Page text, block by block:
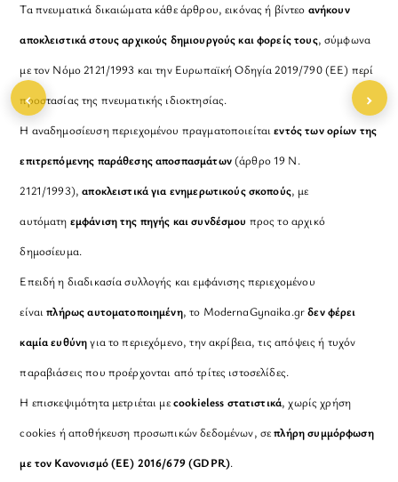
Τα πνευματικά δικαιώματα κάθε άρθρου, εικόνας ή βίντεο ανήκουν
αποκλειστικά στους αρχικούς δημιουργούς και φορείς τους, σύμφωνα
με τον Νόμο 2121/1993 και την Ευρωπαϊκή Οδηγία 2019/790 (ΕΕ) περί
προστασίας της πνευματικής ιδιοκτησίας.
Η αναδημοσίευση περιεχομένου πραγματοποιείταιεντός των ορίων της
επιτρεπόμενης παράθεσης αποσπασμάτων(άρθρο 19 Ν.
2121/1993), αποκλειστικά για ενημερωτικούς σκοπούς, με
αυτόματη εμφάνιση της πηγής και συνδέσμου προς το αρχικό
δημοσίευμα.
Επειδή η διαδικασία συλλογής και εμφάνισης περιεχομένου
είναιπλήρως αυτοματοποιημένη, το ModernaGynaika.grδεν φέρει
καμία ευθύνηγια το περιεχόμενο, την ακρίβεια, τις απόψεις ή τυχόν
παραβιάσεις που προέρχονται από τρίτες ιστοσελίδες.
Η επισκεψιμότητα μετριέται μεcookieless στατιστικά, χωρίς χρήση
cookies ή αποθήκευση προσωπικών δεδομένων, σεπλήρη συμμόρφωση
με τον Κανονισμό (ΕΕ) 2016/679 (GDPR).
‹ ›